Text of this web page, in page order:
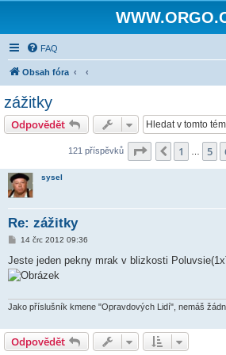
FAQ
Obsah fóra
zážitky
Odpovědět
121 příspěvků Stránka 9z 9
Předchozí
1 5
sysel
Re: zážitky
P
í
s
p
e
14 črc 2012 09:36
Jeste jeden pekny mrak v blizkosti
Jako příslušník kmene "Opravdových Lidí", nemáš
Odpovědět